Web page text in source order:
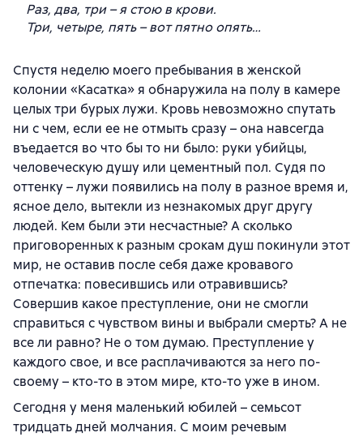
Раз, два, три – я стою в крови.
Три, четыре, пять – вот пятно опять…
Спустя неделю моего пребывания в женской
колонии «Касатка» я обнаружила на полу в камере
целых три бурых лужи. Кровь невозможно спутать
ни с чем, если ее не отмыть сразу – она навсегда
въедается во что бы то ни было: руки убийцы,
человеческую душу или цементный пол. Судя по
оттенку – лужи появились на полу в разное время и,
ясное дело, вытекли из незнакомых друг другу
людей. Кем были эти несчастные? А сколько
приговоренных к разным срокам душ покинули этот
мир, не оставив после себя даже кровавого
отпечатка: повесившись или отравившись?
Совершив какое преступление, они не смогли
справиться с чувством вины и выбрали смерть? А не
все ли равно? Не о том думаю. Преступление у
каждого свое, и все расплачиваются за него по-
своему – кто-то в этом мире, кто-то уже в ином.
Сегодня у меня маленький юбилей – семьсот
тридцать дней молчания. С моим речевым